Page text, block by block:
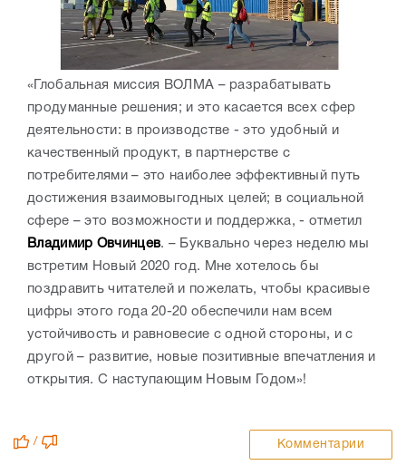
«Глобальная миссия ВОЛМА – разрабатывать
продуманные решения; и это касается всех сфер
деятельности: в производстве - это удобный и
качественный продукт, в партнерстве с
потребителями – это наиболее эффективный путь
достижения взаимовыгодных целей; в социальной
сфере – это возможности и поддержка, - отметил
Владимир Овчинцев. – Буквально через неделю мы
встретим Новый 2020 год. Мне хотелось бы
поздравить читателей и пожелать, чтобы красивые
цифры этого года 20-20 обеспечили нам всем
устойчивость и равновесие с одной стороны, и с
другой – развитие, новые позитивные впечатления и
открытия. С наступающим Новым Годом»!
/ Комментарии